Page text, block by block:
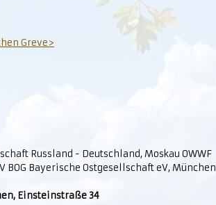
Greve>
Russland - Deutschland, Moskau OWWF
Bayerische Ostgesellschaft eV, München
Einsteinstraße 34